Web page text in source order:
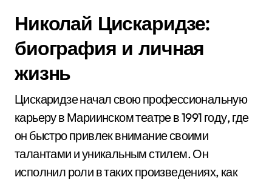
Николай Цискаридзе:
биография и личная
жизнь
Цискаридзе начал свою профессиональную
карьеру в Мариинском театре в 1991 году, где
он быстро привлек внимание своими
талантами и уникальным стилем. Он
исполнил роли в таких произведениях, как